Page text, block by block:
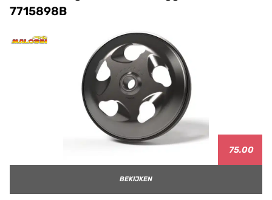
7715898B
75.00
BEKIJKEN